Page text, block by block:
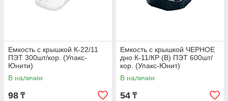
Емкость с крышкой К-22/11
ПЭТ 300шт/кор. (Упакс-
Юнити)
В наличии
98 ₸
Емкость с крышкой ЧЕРНОЕ
дно К-11/КР (В) ПЭТ 600шт/
кор. (Упакс-Юнит)
В наличии
54 ₸